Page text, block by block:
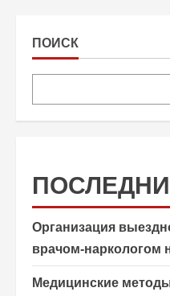
ПОИСК
Организация
врачом-наркологом
Медицинские